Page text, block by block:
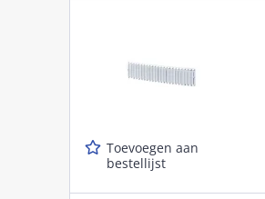
Toevoegen aan
bestellijst